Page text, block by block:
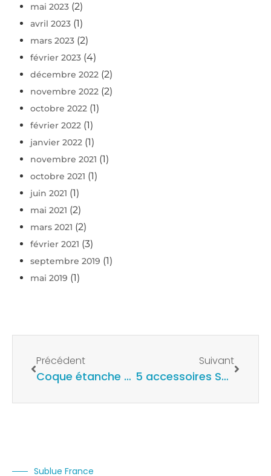
mai 2023 (2)
avril 2023 (1)
mars 2023 (2)
février 2023 (4)
décembre 2022 (2)
novembre 2022 (2)
octobre 2022 (1)
février 2022 (1)
janvier 2022 (1)
novembre 2021 (1)
octobre 2021 (1)
juin 2021 (1)
mai 2021 (2)
mars 2021 (2)
février 2021 (3)
septembre 2019 (1)
mai 2019 (1)
Précédent
Coque étanche H1+ pour smartphone
Suivant
5 accessoires Sublue pour son scooter sous-marin
Sublue France